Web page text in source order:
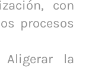
con
procesos
Aligerar la